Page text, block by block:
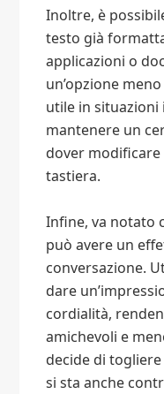
Inoltre, è
testo già
applicazioni o
un’opzione
utile in situazioni
mantenere un
dover
tastiera.
Infine, va notato
può avere un
conversazione.
dare
cordialità,
amichevoli e
decide di
si sta anche